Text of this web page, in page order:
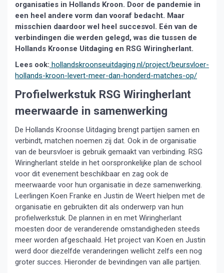
organisaties in Hollands Kroon. Door de pandemie in
een heel andere vorm dan vooraf bedacht. Maar
misschien daardoor wel heel succesvol. Eén van de
verbindingen die werden gelegd, was die tussen de
Hollands Kroonse Uitdaging en RSG Wiringherlant.
Lees ook: hollandskroonseuitdaging.nl/project/beursvloer-
hollands-kroon-levert-meer-dan-honderd-matches-op/
Profielwerkstuk RSG Wiringherlant
meerwaarde in samenwerking
De Hollands Kroonse Uitdaging brengt partijen samen en
verbindt, matchen noemen zij dat. Ook in de organisatie
van de beursvloer is gebruik gemaakt van verbinding. RSG
Wiringherlant stelde in het oorspronkelijke plan de school
voor dit evenement beschikbaar en zag ook de
meerwaarde voor hun organisatie in deze samenwerking.
Leerlingen Koen Franke en Justin de Weert hielpen met de
organisatie en gebruikten dit als onderwerp van hun
profielwerkstuk. De plannen in en met Wiringherlant
moesten door de veranderende omstandigheden steeds
meer worden afgeschaald. Het project van Koen en Justin
werd door diezelfde veranderingen wellicht zelfs een nog
groter succes. Hieronder de bevindingen van alle partijen.